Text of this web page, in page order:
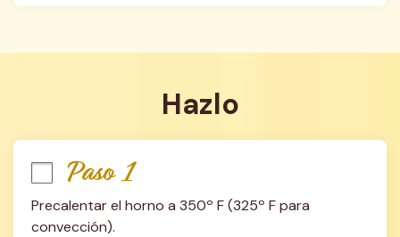
Hazlo
Paso 1
Precalentar el horno a 350º F (325º F para
convección).